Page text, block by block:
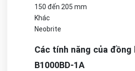
150 đến 205 mm
Khác
Neobrite
Các tính năng của đồng
B1000BD-1A